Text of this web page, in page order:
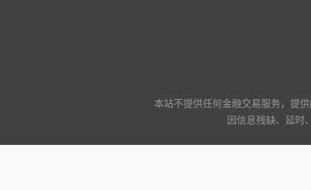
本站不提供任何金融交易服务，提
因信息残缺、延时